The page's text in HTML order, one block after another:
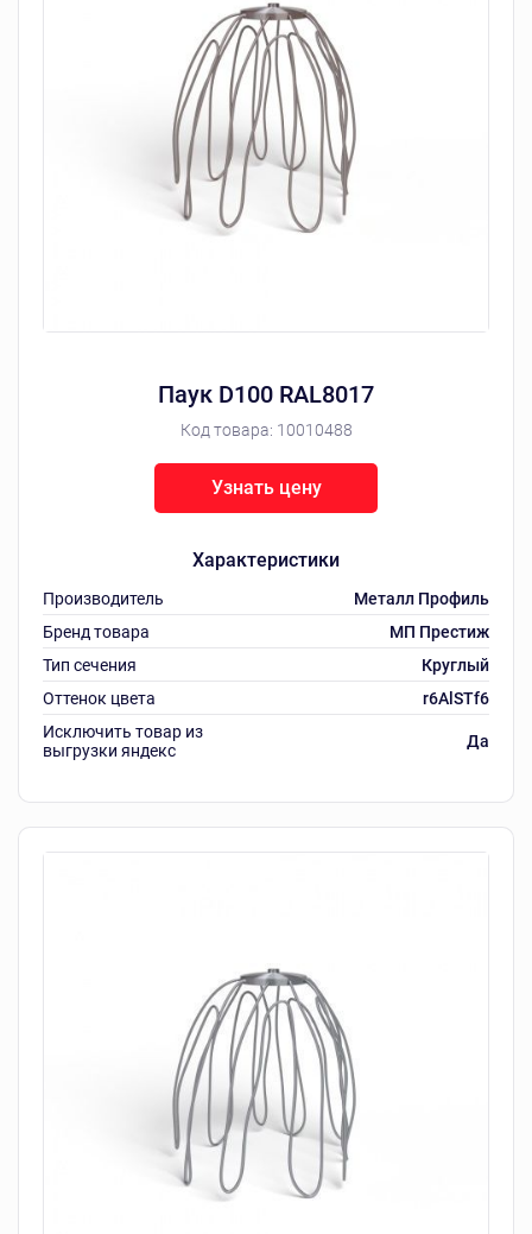
Паук D100 RAL8017
Код товара: 10010488
Характеристики
Производитель
Металл Профиль
Бренд товара
МП Престиж
Тип сечения
Круглый
Оттенок цвета
r6AlSTf6
Исключить товар из
выгрузки яндекс
Да
Узнать цену